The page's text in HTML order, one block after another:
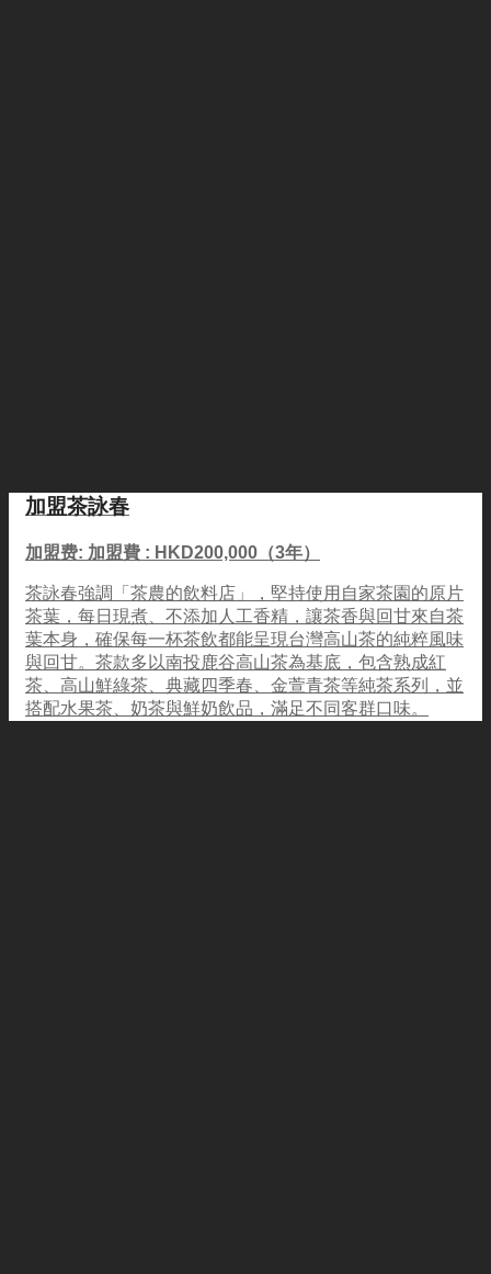
加盟茶詠春
加盟费: 加盟費 : HKD200,000（3年）
茶詠春強調「茶農的飲料店」，堅持使用自家茶園的原片
茶葉，每日現煮、不添加人工香精，讓茶香與回甘來自茶
葉本身，確保每一杯茶飲都能呈現台灣高山茶的純粹風味
與回甘。茶款多以南投鹿谷高山茶為基底，包含熟成紅
茶、高山鮮綠茶、典藏四季春、金萱青茶等純茶系列，並
搭配水果茶、奶茶與鮮奶飲品，滿足不同客群口味。